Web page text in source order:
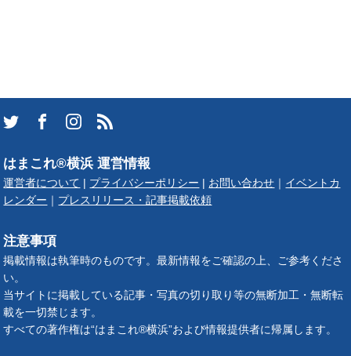
はまこれ®横浜 運営情報
運営者について プライバシーポリシー お問い合わせ
イベントカ
レンダー
プレスリリース・記事掲載依頼
注意事項
掲載情報は執筆時のものです。最新情報をご確認の上、ご参考くださ
い。
当サイトに掲載している記事・写真の切り取り等の無断加工・無断転
載を一切禁じます。
すべての著作権は“はまこれ®横浜”および情報提供者に帰属します。